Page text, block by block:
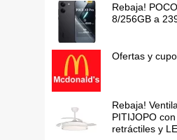
Rebaja!
8/256GB a
Ofertas y
Rebaja!
PITIJOPO
retráctiles y